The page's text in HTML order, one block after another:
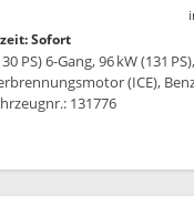
Sofort
PS) 6-Gang, 96 kW (131
(ICE),
131776
drucken